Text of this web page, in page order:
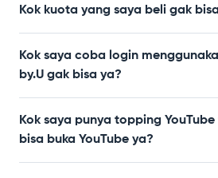
Kok kuota yang saya beli gak
Kok saya coba login
by.U gak bisa ya?
Kok saya punya topping
bisa buka YouTube ya?